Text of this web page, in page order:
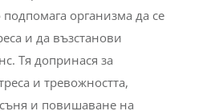
подпомага организма да се
и да възстанови
Тя допринася за
и тревожността,
и повишаване на